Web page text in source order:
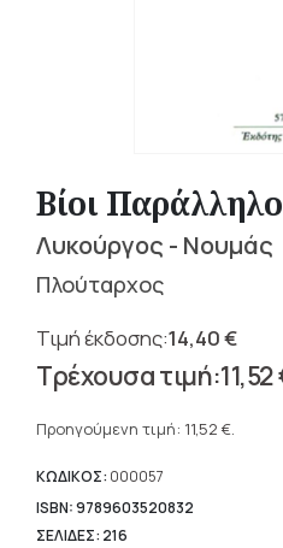
Βίοι
Λυκούργος - Νουμάς
Πλούταρχος
14,40€
Original
price
14,40 €.
11,52
τρέχουσα
είναι:
11,52 €.
Προηγούμενη τιμή: 11,52 €.
ΚΩΔΙΚΟΣ: 000057
ISBN: 9789603520832
ΣΕΛΙΔΕΣ: 216